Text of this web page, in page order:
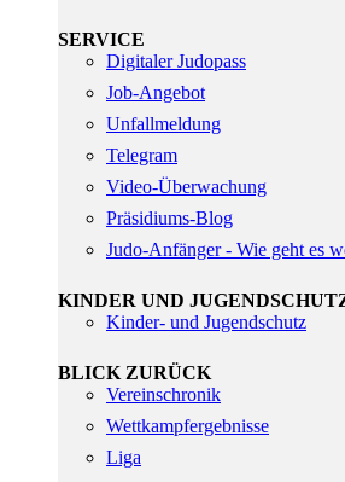
SERVICE
Digitaler Judopass
Job-Angebot
Unfallmeldung
Telegram
Video-Überwachung
Präsidiums-Blog
Judo-Anfänger - Wie geht es
KINDER UND
Kinder- und Jugendschutz
BLICK ZURÜCK
Vereinschronik
Wettkampfergebnisse
Liga